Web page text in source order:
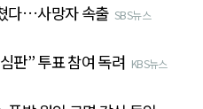
다…사망자 속출 SBS뉴스
판” 투표 참여 독려 KBS뉴스